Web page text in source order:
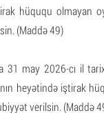
hüququ olmayan
(Maddə 49)
31 may 2026-cı il
heyətində iştirak
verilsin. (Maddə